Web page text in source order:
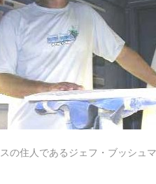
スの住人であるジェフ・ブッシュ